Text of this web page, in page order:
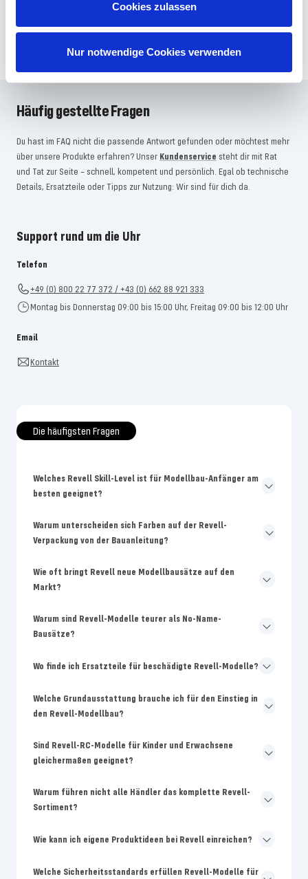
Cookies zulassen
Nur notwendige Cookies verwenden
Häufig gestellte Fragen
Du hast im FAQ nicht die passende Antwort gefunden oder möchtest mehr
über unsere Produkte erfahren? Unser Kundenservice steht dir mit Rat
und Tat zur Seite – schnell, kompetent und persönlich. Egal ob technische
Details, Ersatzteile oder Tipps zur Nutzung: Wir sind für dich da.
Support rund um die Uhr
Telefon
+49 (0) 800 22 77 372 / +43 (0) 662 88 921 333
Montag bis Donnerstag 09:00 bis 15:00 Uhr, Freitag 09:00 bis 12:00 Uhr
Email
Kontakt
Die häufigsten Fragen
Welches Revell Skill-Level ist für Modellbau-Anfänger am
besten geeignet?
Warum unterscheiden sich Farben auf der Revell-
Verpackung von der Bauanleitung?
Wie oft bringt Revell neue Modellbausätze auf den
Markt?
Warum sind Revell-Modelle teurer als No-Name-
Bausätze?
Wo finde ich Ersatzteile für beschädigte Revell-Modelle?
Welche Grundausstattung brauche ich für den Einstieg in
den Revell-Modellbau?
Sind Revell-RC-Modelle für Kinder und Erwachsene
gleichermaßen geeignet?
Warum führen nicht alle Händler das komplette Revell-
Sortiment?
Wie kann ich eigene Produktideen bei Revell einreichen?
Welche Sicherheitsstandards erfüllen Revell-Modelle für